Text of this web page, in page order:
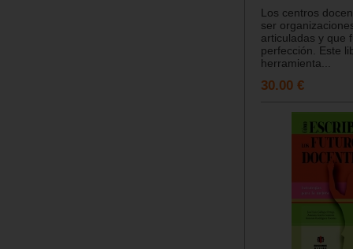
Los centros
ser
articuladas y que
perfección. Este
herramienta...
30.00 €